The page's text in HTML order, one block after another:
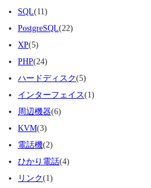
SQL(11)
PostgreSQL(22)
XP(5)
PHP(24)
ハードディスク(5)
インターフェイス(1)
周辺機器(6)
KVM(3)
電話機(2)
ひかり電話(4)
リンク(1)